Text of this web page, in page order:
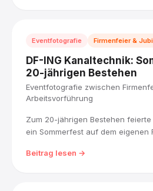
Eventfotografie Firmenfeier &
DF-ING Kanaltechnik:
20-jährigen Bestehen
Eventfotografie zwischen
Arbeitsvorführung
Zum 20-jährigen Bestehen feierte
ein Sommerfest auf dem eigenen
dokumentarischen Schwarz-
Beitrag lesen →